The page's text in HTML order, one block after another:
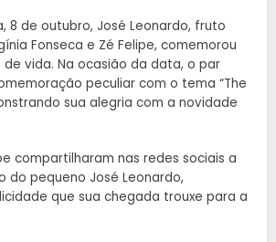
8 de outubro, José Leonardo, fruto
Fonseca e Zé Felipe, comemorou
de vida. Na ocasião da data, o par
peculiar com o tema “The
sua alegria com a novidade
compartilharam nas redes sociais a
do pequeno José Leonardo,
que sua chegada trouxe para a